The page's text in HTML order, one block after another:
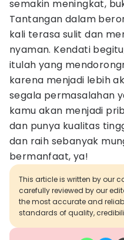
semakin meningkat,
Tantangan dalam
kali terasa sulit dan
nyaman. Kendati
itulah yang
karena menjadi lebih
segala permasalahan
kamu akan menjadi
dan punya kualitas
dan raih sebanyak
bermanfaat, ya!
This article is written by our
carefully reviewed by our
the most accurate and
standards of quality,